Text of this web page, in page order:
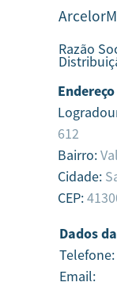
Razão
Endereço
612
Bairro:
Cidade:
CEP:
Dados
Telefone:
Email: